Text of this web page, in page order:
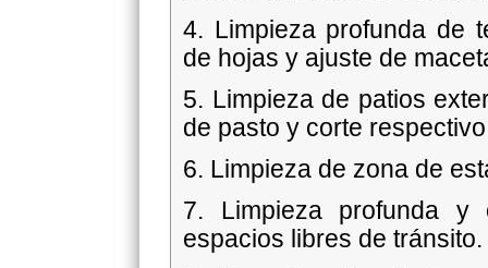
4. Limpieza profunda de
de hojas y ajuste de
5. Limpieza de patios
de pasto y corte
6. Limpieza de zona de
7. Limpieza profunda y
espacios libres de tránsito.